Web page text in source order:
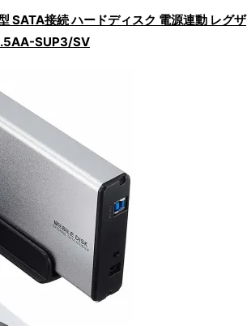
SATA接続 ハードディスク 電源連動 レグザ
SUP3/SV